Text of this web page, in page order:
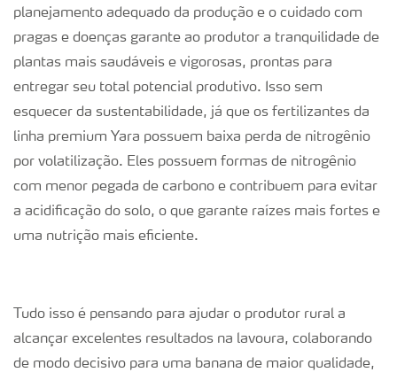
planejamento adequado da produção e o cuidado com
pragas e doenças garante ao produtor a tranquilidade de
plantas mais saudáveis e vigorosas, prontas para
entregar seu total potencial produtivo. Isso sem
esquecer da sustentabilidade, já que os fertilizantes da
linha premium Yara possuem baixa perda de nitrogênio
por volatilização. Eles possuem formas de nitrogênio
com menor pegada de carbono e contribuem para evitar
a acidificação do solo, o que garante raízes mais fortes e
uma nutrição mais eficiente.
Tudo isso é pensando para ajudar o produtor rural a
alcançar excelentes resultados na lavoura, colaborando
de modo decisivo para uma banana de maior qualidade,